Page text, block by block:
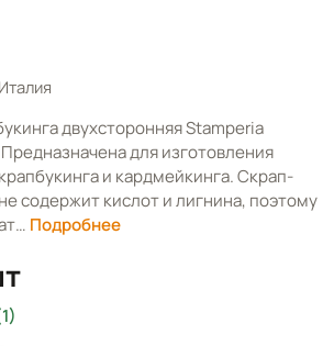
двухсторонняя Stamperia
Предназначена для изготовления
и кардмейкинга. Скрап-
содержит кислот и лигнина, поэтому
Подробнее